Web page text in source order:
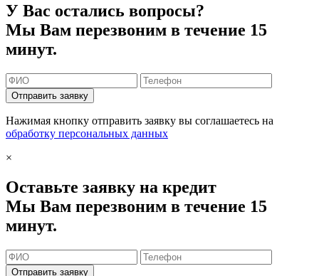
У Вас остались вопросы?
Мы Вам перезвоним в течение 15
минут.
Отправить заявку
Нажимая кнопку отправить заявку вы соглашаетесь на
обработку персональных данных
×
Оставьте заявку на кредит
Мы Вам перезвоним в течение 15
минут.
Отправить заявку